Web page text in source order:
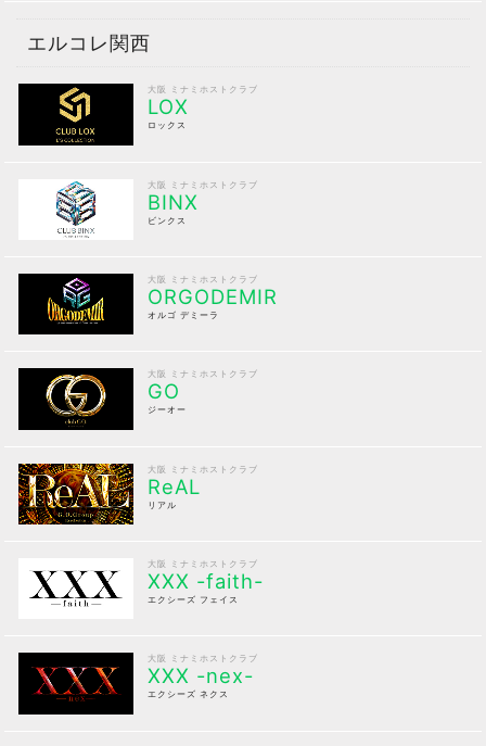
エルコレ関西
大阪 ミナミホストクラブ
LOX
ロックス
大阪 ミナミホストクラブ
BINX
ビンクス
大阪 ミナミホストクラブ
ORGODEMIR
オルゴ デミーラ
大阪 ミナミホストクラブ
GO
ジーオー
大阪 ミナミホストクラブ
ReAL
リアル
大阪 ミナミホストクラブ
XXX -faith-
エクシーズ フェイス
大阪 ミナミホストクラブ
XXX -nex-
エクシーズ ネクス